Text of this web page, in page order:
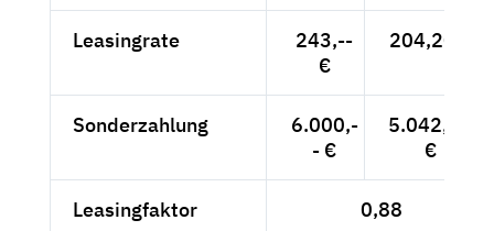
Leasingrate
243,--
€
204,20 €
Sonderzahlung
6.000,-
- €
5.042,02
€
Leasingfaktor 0,88